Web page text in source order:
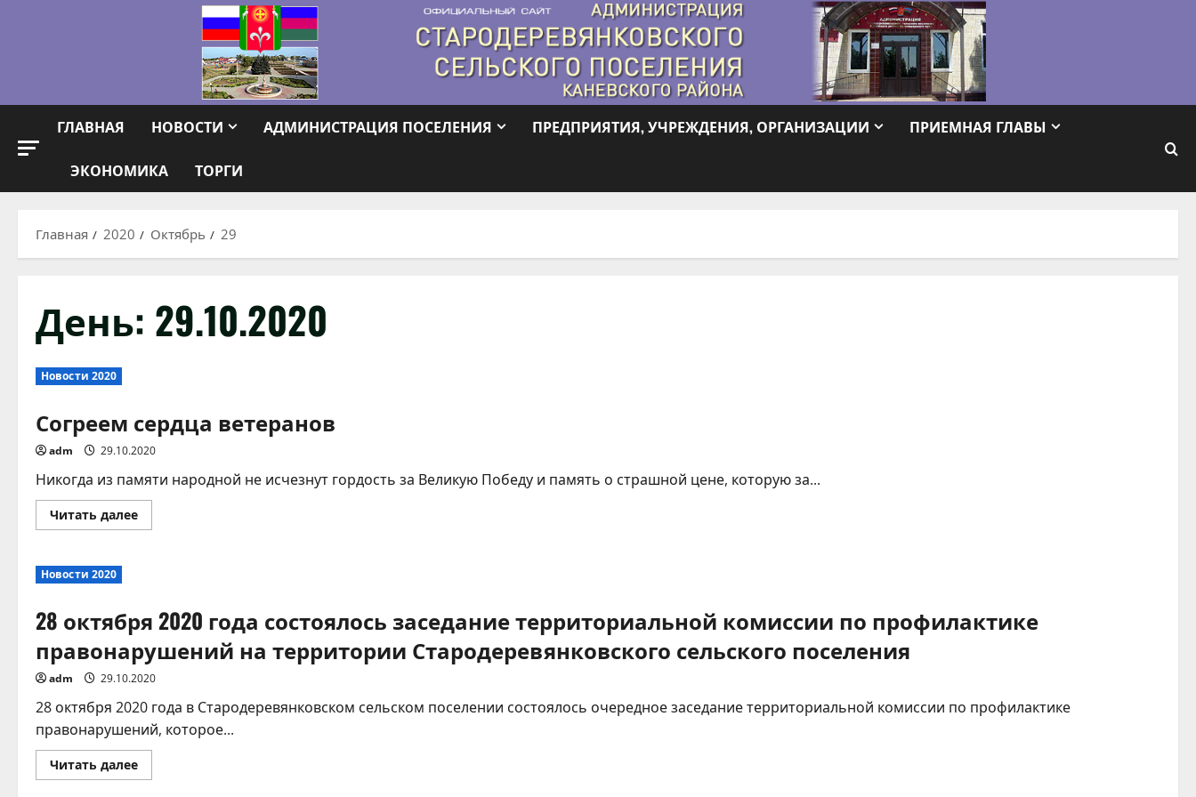
ГЛАВНАЯ НОВОСТИ АДМИНИСТРАЦИЯ ПОСЕЛЕНИЯ ПРЕДПРИЯТИЯ, УЧРЕЖДЕНИЯ, ОРГАНИЗАЦИИ ПРИЕМНАЯ ГЛАВЫ
ЭКОНОМИКА ТОРГИ
Главная 2020 Октябрь 29
День: 29.10.2020
Новости 2020
Согреем сердца ветеранов
adm 29.10.2020
Никогда из памяти народной не исчезнут гордость за Великую Победу и память о страшной цене, которую за...
Читать далееПрочитать
больше
Новости 2020
28 октября 2020 года состоялось заседание территориальной комиссии по профилактике
правонарушений на территории Стародеревянковского сельского поселения
adm 29.10.2020
28 октября 2020 года в Стародеревянковском сельском поселении состоялось очередное заседание территориальной комиссии по профилактике
правонарушений, которое...
Читать далееПрочитать
больше